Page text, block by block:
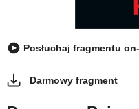
Posłuchaj fragmentu
Darmowy fragment